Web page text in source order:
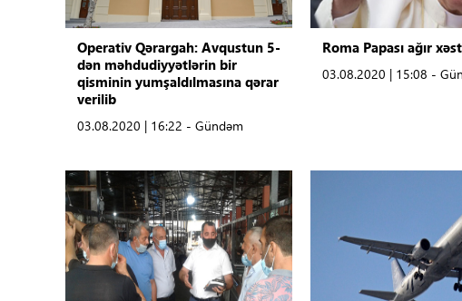
Operativ Qərargah: Avqustun 5-
dən məhdudiyyətlərin bir
qisminin yumşaldılmasına qərar
verilib
03.08.2020 | 16:22 - Gündəm
Roma Papası ağır
03.08.2020 | 15:08 -
Tibbdə İKT
Regionlar
Gündəm
Tibbi maarifləndirmə
Mühüm hadisələr